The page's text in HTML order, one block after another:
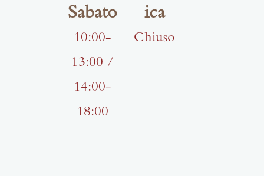
Sabato
10:00-
13:00 /
14:00-
18:00
ica
Chiuso